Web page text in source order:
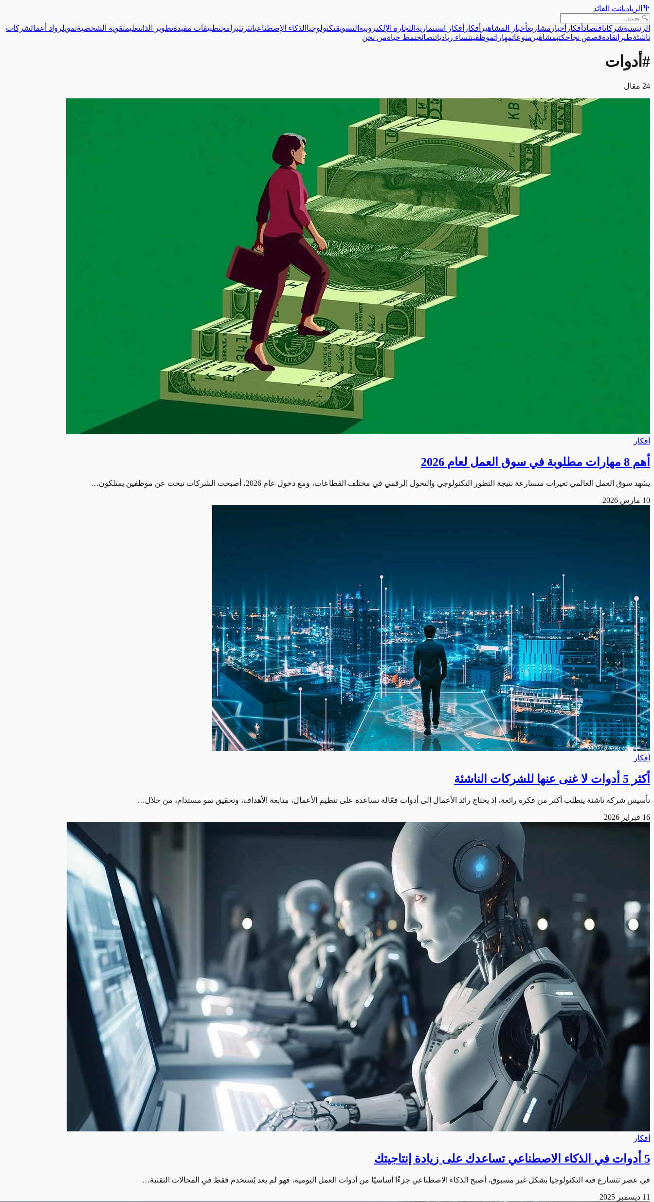
🌴 الرياديانت القائد
الرئيسيةشركاتاقتصاد أفكار أخبار مشاريعأخبار المشاهير أفكار أفكار استثمارية التجارة الإلكترونية التسويقتكنولوجيا الذكاء الإصطناعيانترنتبرامجتطبيقات مفيدةتطوير الذاتتعليمتقوية الشخصيةتمويلرواد أعمالشركات
ناشئةطيرانقادةقصص نجاحكتبمشاهير منوعاتمهاراتموظفيننساء ريادياتنصائحنمط حياةمن نحن
# أدوات
24 مقال
أفكار
أهم 8 مهارات مطلوبة في سوق العمل لعام 2026
يشهد سوق العمل العالمي تغيرات متسارعة نتيجة التطور التكنولوجي والتحول الرقمي في مختلف القطاعات، ومع دخول عام 2026، أصبحت الشركات تبحث عن موظفين يمتلكون…
10 مارس 2026
أفكار
أكثر 5 أدوات لا غنى عنها للشركات الناشئة
تأسيس شركة ناشئة يتطلب أكثر من فكرة رائعة، إذ يحتاج رائد الأعمال إلى أدوات فعّالة تساعده على تنظيم الأعمال، متابعة الأهداف، وتحقيق نمو مستدام، من خلال…
16 فبراير 2026
أفكار
5 أدوات في الذكاء الاصطناعي تساعدك على زيادة إنتاجيتك
في عصر تتسارع فيه التكنولوجيا بشكل غير مسبوق، أصبح الذكاء الاصطناعي جزءًا أساسيًا من أدوات العمل اليومية، فهو لم يعد يُستخدم فقط في المجالات التقنية…
11 ديسمبر 2025